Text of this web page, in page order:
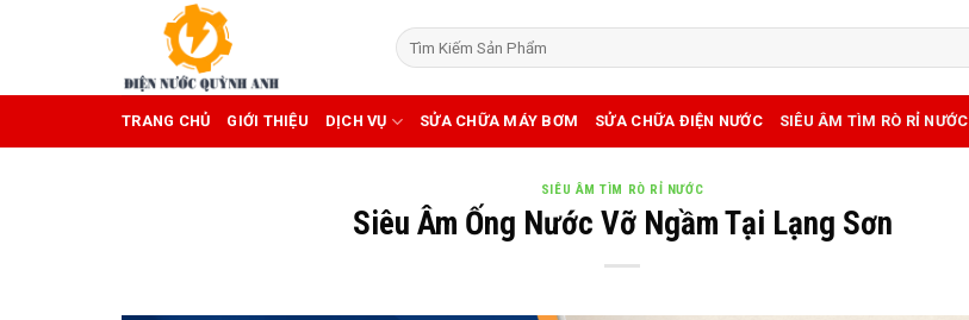
TRANG CHỦ GIỚI THIỆU DỊCH VỤ SỬA CHỮA MÁY BƠM SỬA CHỮA ĐIỆN NƯỚC SIÊU ÂM TÌM RÒ RỈ NƯỚC
SIÊU ÂM TÌM RÒ RỈ NƯỚC
Siêu Âm Ống Nước Vỡ Ngầm Tại Lạng Sơn